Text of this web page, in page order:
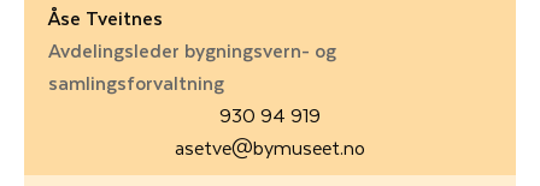
Åse Tveitnes
Avdelingsleder bygningsvern- og
samlingsforvaltning
930 94 919
asetve@bymuseet.no